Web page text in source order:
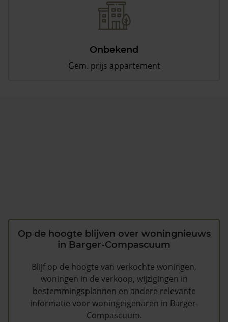
Onbekend
Gem. prijs appartement
Op de hoogte blijven over woningnieuws
in Barger-Compascuum
Blijf op de hoogte van verkochte woningen,
woningen in de verkoop, wijzigingen in
bestemmingsplannen en andere relevante
informatie voor woningeigenaren in Barger-
Compascuum.